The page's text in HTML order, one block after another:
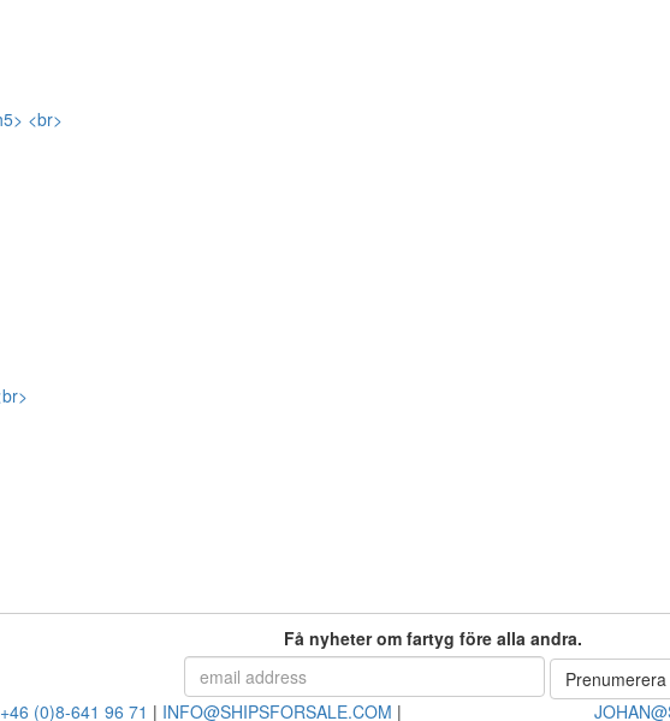
Få nyheter om fartyg före alla andra.
+46 (0)8-641 96 71 | INFO@SHIPSFORSALE.COM |